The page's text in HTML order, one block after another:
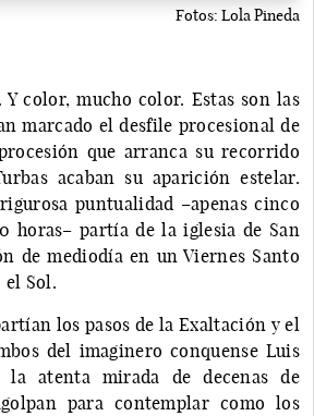
Fotos: Lola Pineda
color, mucho color. Estas son las
marcado el desfile procesional de
que arranca su recorrido
acaban su aparición estelar.
puntualidad –apenas cinco
horas– partía de la iglesia de San
de mediodía en un Viernes Santo
el Sol.
los pasos de la Exaltación y el
del imaginero conquense Luis
la atenta mirada de decenas de
para contemplar como los